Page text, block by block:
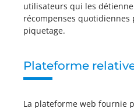
utilisateurs qui les
récompenses quotidiennes
piquetage.
Plateforme
La plateforme web fournie